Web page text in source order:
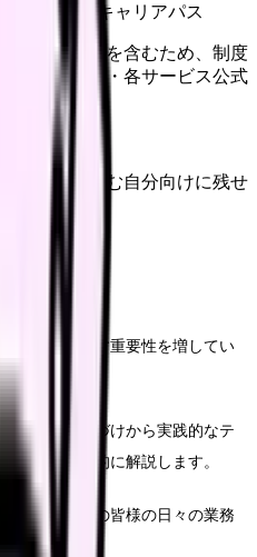
将来的なキャリアパス
響する内容を含むため、制度
関・勤務先・各サービス公式
い。
やあとで読む自分向けに残せ
割はますます重要性を増してい
法的な位置づけから実践的なテ
情報を体系的に解説します。
動物看護師の皆様の日々の業務
ます。